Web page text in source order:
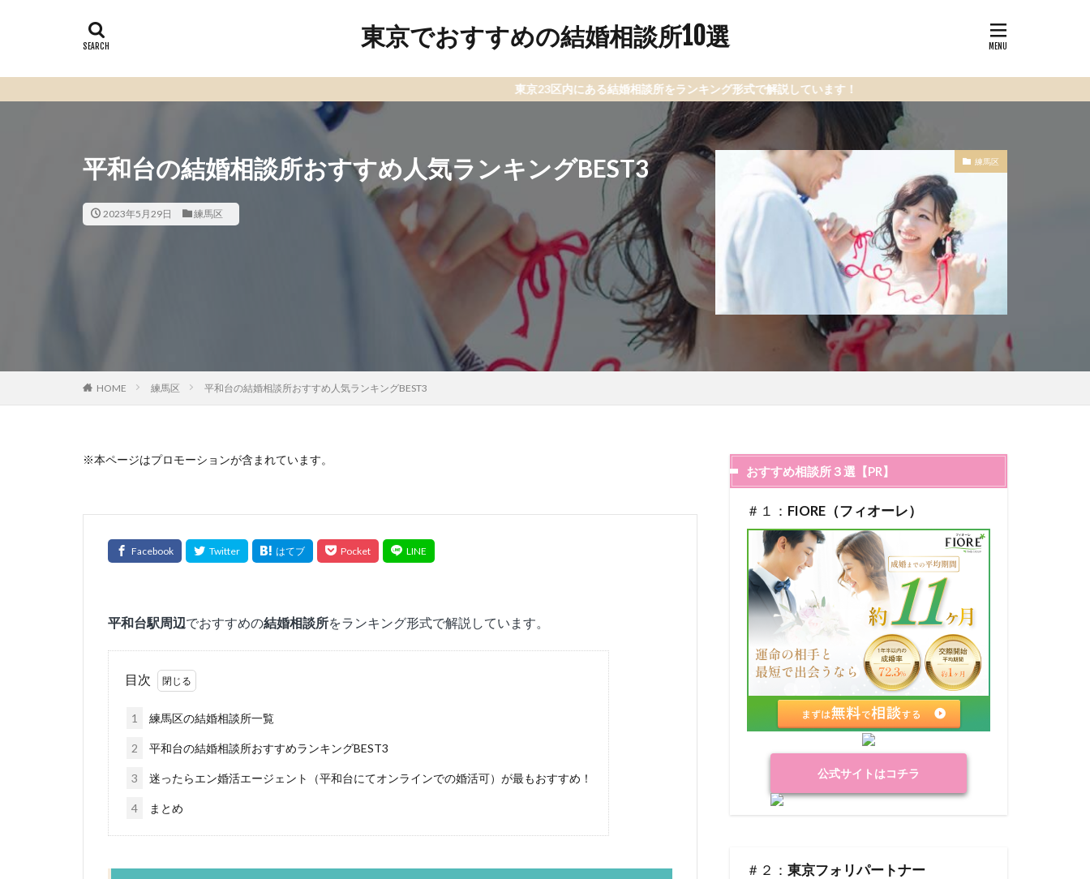
東京でおすすめの結婚相談所10選
東京23区内にある結婚相談所をランキング形式で解説しています！
平和台の結婚相談所おすすめ人気ランキングBEST3
2023年5月29日 練馬区
練馬区
HOME 練馬区 平和台の結婚相談所おすすめ人気ランキングBEST3
※本ページはプロモーションが含まれています。
平和台駅周辺でおすすめの結婚相談所をランキング形式で解説しています。
目次
1 練馬区の結婚相談所一覧
2 平和台の結婚相談所おすすめランキングBEST3
3 迷ったらエン婚活エージェント（平和台にてオンラインでの婚活可）が最もおすすめ！
4 まとめ
おすすめ相談所３選【PR】
＃１： FIORE（フィオーレ）
公式サイトはコチラ
＃２： 東京フォリパートナー